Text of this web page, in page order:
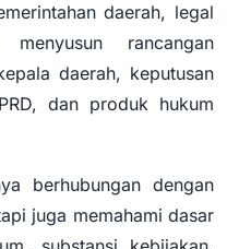
daerah, legal
rancangan
daerah, keputusan
dan produk hukum
berhubungan dengan
juga memahami dasar